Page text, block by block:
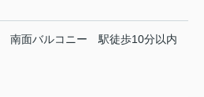
南面バルコニー
駅徒歩10分以内